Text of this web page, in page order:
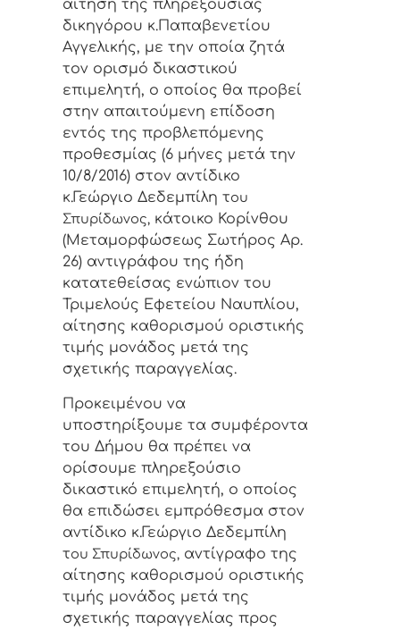
αίτηση της πληρεξούσιας
δικηγόρου κ.Παπαβενετίου
Αγγελικής, με την οποία ζητά
τον ορισμό δικαστικού
επιμελητή, ο οποίος θα προβεί
στην απαιτούμενη επίδοση
εντός της προβλεπόμενης
προθεσμίας (6 μήνες μετά την
10/8/2016) στον αντίδικο
κ.Γεώργιο Δεδεμπίλη του
Σπυρίδωνος, κάτοικο Κορίνθου
(Μεταμορφώσεως Σωτήρος Αρ.
26) αντιγράφου της ήδη
κατατεθείσας ενώπιον του
Τριμελούς Εφετείου Ναυπλίου,
αίτησης καθορισμού οριστικής
τιμής μονάδος μετά της
σχετικής παραγγελίας.
Προκειμένου να
υποστηρίξουμε τα συμφέροντα
του Δήμου θα πρέπει να
ορίσουμε πληρεξούσιο
δικαστικό επιμελητή, ο οποίος
θα επιδώσει εμπρόθεσμα στον
αντίδικο κ.Γεώργιο Δεδεμπίλη
του Σπυρίδωνος, αντίγραφο της
αίτησης καθορισμού οριστικής
τιμής μονάδος μετά της
σχετικής παραγγελίας προς